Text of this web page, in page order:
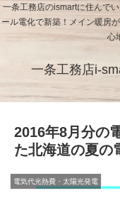
一条工務店のismartに住んで
ール電化で新築！メイン暖房
心
一条工務店i-
2016年8月分の
た北海道の夏の
電気代光熱費・太陽光発電